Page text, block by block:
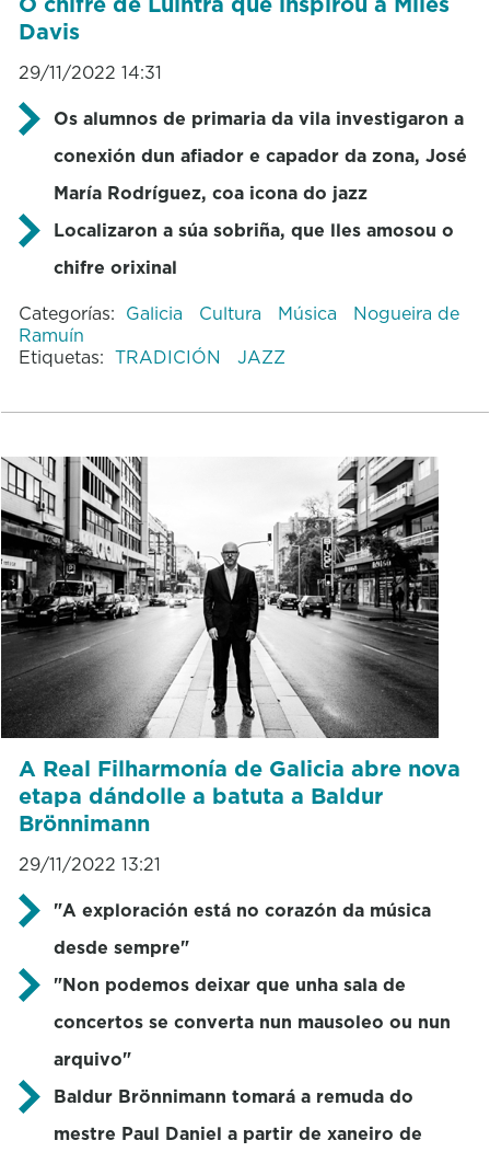
Davis
29/11/2022 14:31
Os alumnos de primaria da vila investigaron a
conexión dun afiador e capador da zona, José
María Rodríguez, coa icona do jazz
Localizaron a súa sobriña, que lles amosou o
chifre orixinal
Categorías: Galicia Cultura Música
Nogueira de
Ramuín
Etiquetas: TRADICIÓN JAZZ
A Real Filharmonía de Galicia abre nova
etapa dándolle a batuta a Baldur
Brönnimann
29/11/2022 13:21
"A exploración está no corazón da música
desde sempre"
"Non podemos deixar que unha sala de
concertos se converta nun mausoleo ou nun
arquivo"
Baldur Brönnimann tomará a remuda do
mestre Paul Daniel a partir de xaneiro de